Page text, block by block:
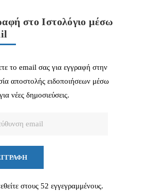
στο Ιστολόγιο μέσω
το email σας για εγγραφή στην
αποστολής ειδοποιήσεων μέσω
νέες δημοσιεύσεις.
στους 52 εγγεγραμμένους.